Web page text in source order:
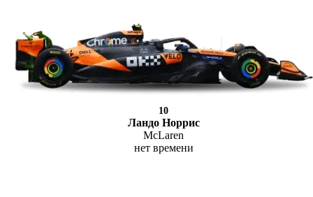
10
Ландо Норрис
McLaren
нет времени